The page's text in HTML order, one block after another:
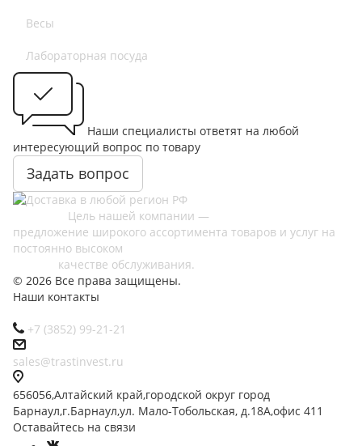
Весы
Лабораторная посуда
Наши специалисты ответят на любой
интересующий вопрос по товару
Задать вопрос
Цель нашей компании —
предложение широкого ассортимента товаров и услуг на
постоянно высоком
качестве обслуживания.
© 2026 Все права защищены.
Наши контакты
+7 (3852) 99-21-21
sales@trastinvest.ru
656056,Алтайский край,городской округ город
Барнаул,г.Барнаул,ул. Мало-Тобольская, д.18А,офис 411
Оставайтесь на связи